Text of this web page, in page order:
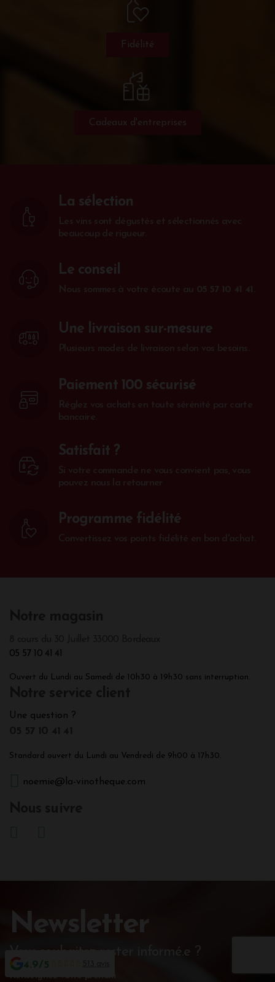
Fidélité
Cadeaux d'entreprises
La sélection
Le conseil
Une livraison sur-mesure
Paiement 100 sécurisé
Satisfait ?
Programme fidélité
05 57 10 41 41
Ouvert du Lundi au Samedi de 10h30 à 19h30 sans interruption.
Une question ?
Standard ouvert du Lundi au Vendredi de 9h00 à 17h30.
noemie@la-vinotheque.com
Newsletter
Vous souhaitez rester informé.e ?
Renseignez votre prénom
4.9/5